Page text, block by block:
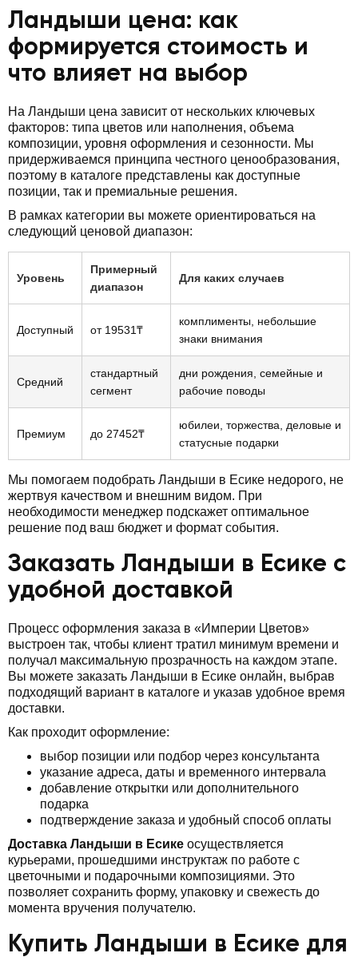
Ландыши цена: как
формируется стоимость и
что влияет на выбор
На Ландыши цена зависит от нескольких ключевых
факторов: типа цветов или наполнения, объема
композиции, уровня оформления и сезонности. Мы
придерживаемся принципа честного ценообразования,
поэтому в каталоге представлены как доступные
позиции, так и премиальные решения.
В рамках категории вы можете ориентироваться на
следующий ценовой диапазон:
Уровень
Примерный
диапазон
Для каких случаев
Доступный от 19531₸
комплименты, небольшие
знаки внимания
Средний
стандартный
сегмент
дни рождения, семейные и
рабочие поводы
Премиум до 27452₸
юбилеи, торжества, деловые и
статусные подарки
Мы помогаем подобрать Ландыши в Есике недорого, не
жертвуя качеством и внешним видом. При
необходимости менеджер подскажет оптимальное
решение под ваш бюджет и формат события.
Заказать Ландыши в Есике с
удобной доставкой
Процесс оформления заказа в «Империи Цветов»
выстроен так, чтобы клиент тратил минимум времени и
получал максимальную прозрачность на каждом этапе.
Вы можете заказать Ландыши в Есике онлайн, выбрав
подходящий вариант в каталоге и указав удобное время
доставки.
Как проходит оформление:
выбор позиции или подбор через консультанта
указание адреса, даты и временного интервала
добавление открытки или дополнительного
подарка
подтверждение заказа и удобный способ оплаты
Доставка Ландыши в Есике осуществляется
курьерами, прошедшими инструктаж по работе с
цветочными и подарочными композициями. Это
позволяет сохранить форму, упаковку и свежесть до
момента вручения получателю.
Купить Ландыши в Есике для